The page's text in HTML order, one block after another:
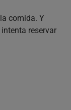
comida. Y
reservar